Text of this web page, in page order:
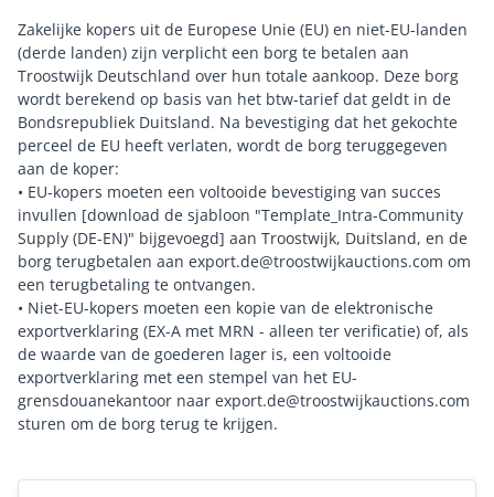
Zakelijke kopers uit de Europese Unie (EU) en niet-EU-landen
(derde landen) zijn verplicht een borg te betalen aan
Troostwijk Deutschland over hun totale aankoop. Deze borg
wordt berekend op basis van het btw-tarief dat geldt in de
Bondsrepubliek Duitsland. Na bevestiging dat het gekochte
perceel de EU heeft verlaten, wordt de borg teruggegeven
aan de koper:
• EU-kopers moeten een voltooide bevestiging van succes
invullen [download de sjabloon "Template_Intra-Community
Supply (DE-EN)" bijgevoegd] aan Troostwijk, Duitsland, en de
borg terugbetalen aan export.de@troostwijkauctions.com om
een terugbetaling te ontvangen.
• Niet-EU-kopers moeten een kopie van de elektronische
exportverklaring (EX-A met MRN - alleen ter verificatie) of, als
de waarde van de goederen lager is, een voltooide
exportverklaring met een stempel van het EU-
grensdouanekantoor naar export.de@troostwijkauctions.com